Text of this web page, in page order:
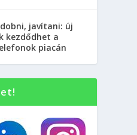
javítani: új
kezdődhet a
piacán